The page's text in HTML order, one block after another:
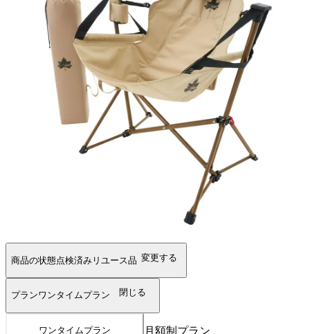
商品の状態点検済みリユース品 変更する
プランワンタイムプラン 閉じる
ワンタイムプラン 月額制プラン